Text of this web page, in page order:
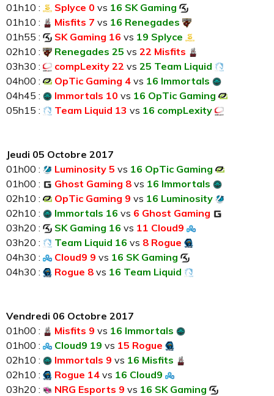
01h10 :
Splyce 0 vs 16 SK Gaming
01h10 :
Misfits 7 vs 16 Renegades
01h55 :
SK Gaming 16 vs 19 Splyce
02h10 :
Renegades 25 vs 22 Misfits
03h30 :
compLexity 22 vs 25 Team Liquid
04h00 :
OpTic Gaming 4 vs 16 Immortals
04h45 :
Immortals 10 vs 16 OpTic Gaming
05h15 :
Team Liquid 13 vs 16 compLexity
Jeudi 05 Octobre 2017
01h00 :
Luminosity 5 vs 16 OpTic Gaming
01h00 :
Ghost Gaming 8 vs 16 Immortals
02h10 :
OpTic Gaming 9 vs 16 Luminosity
02h10 :
Immortals 16 vs 6 Ghost Gaming
03h20 :
SK Gaming 16 vs 11 Cloud9
03h20 :
Team Liquid 16 vs 8 Rogue
04h30 :
Cloud9 9 vs 16 SK Gaming
04h30 :
Rogue 8 vs 16 Team Liquid
Vendredi 06 Octobre 2017
01h00 :
Misfits 9 vs 16 Immortals
01h00 :
Cloud9 19 vs 15 Rogue
02h10 :
Immortals 9 vs 16 Misfits
02h10 :
Rogue 14 vs 16 Cloud9
03h20 :
NRG Esports 9 vs 16 SK Gaming